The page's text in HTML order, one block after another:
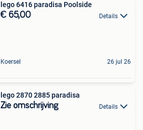
lego 6416 paradisa Poolside
€ 65,00 Details
Koersel 26 jul 26
lego 2870 2885 paradisa
Zie omschrijving Details